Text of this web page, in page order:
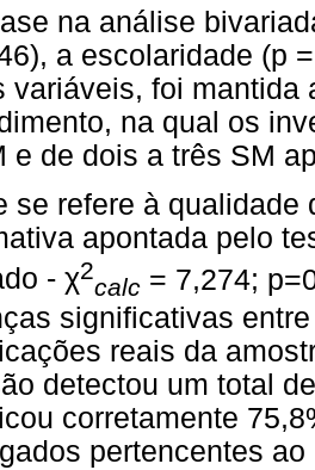
na análise
a escolaridade (p
variáveis, foi mantida
na qual os
e de dois a três SM
se refere à
apontada pelo
- χ2
calc = 7,274;
significativas
reais da
detectou um total
corretamente
pertencentes ao